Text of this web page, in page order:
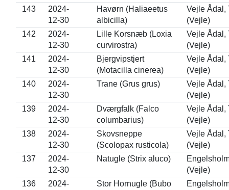
143
2024-
12-30
Havørn (Haliaeetus
albicilla)
Vejle Ådal,
(Vejle)
142
2024-
12-30
Lille Korsnæb (Loxia
curvirostra)
Vejle Ådal,
(Vejle)
141
2024-
12-30
Bjergvipstjert
(Motacilla cinerea)
Vejle Ådal,
(Vejle)
140
2024-
12-30
Trane (Grus grus)
Vejle Ådal,
(Vejle)
139
2024-
12-30
Dværgfalk (Falco
columbarius)
Vejle Ådal,
(Vejle)
138
2024-
12-30
Skovsneppe
(Scolopax rusticola)
Vejle Ådal,
(Vejle)
137
2024-
12-30
Natugle (Strix aluco)
(Vejle)
136
2024-
Stor Hornugle (Bubo